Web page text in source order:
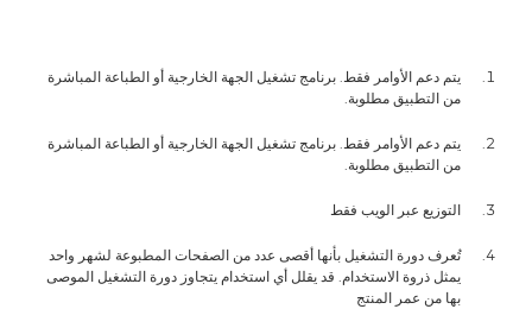
يتم دعم الأوامر فقط. برنامج تشغيل الجهة الخارجية أو الطباعة المباشرة
من التطبيق مطلوبة.
يتم دعم الأوامر فقط. برنامج تشغيل الجهة الخارجية أو الطباعة المباشرة
من التطبيق مطلوبة.
التوزيع عبر الويب فقط
تُعرف دورة التشغيل بأنها أقصى عدد من الصفحات المطبوعة لشهر واحد
يمثل ذروة الاستخدام. قد يقلل أي استخدام يتجاوز دورة التشغيل الموصى
بها من عمر المنتج